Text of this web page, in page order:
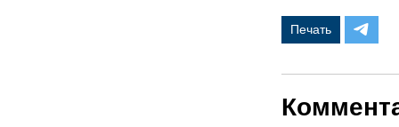
Печать